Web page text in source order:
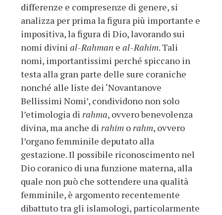
differenze e compresenze di genere, si
analizza per prima la figura più importante e
impositiva, la figura di Dio, lavorando sui
nomi divini al-Rahman e al-Rahim. Tali
nomi, importantissimi perché spiccano in
testa alla gran parte delle sure coraniche
nonché alle liste dei ‘Novantanove
Bellissimi Nomi’, condividono non solo
l’etimologia di rahma, ovvero benevolenza
divina, ma anche di rahim o rahm, ovvero
l’organo femminile deputato alla
gestazione. Il possibile riconoscimento nel
Dio coranico di una funzione materna, alla
quale non può che sottendere una qualità
femminile, è argomento recentemente
dibattuto tra gli islamologi, particolarmente